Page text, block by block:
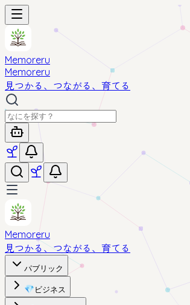
Memoreru
Memoreru
見つかる、つながる、育てる
Memoreru
見つかる、つながる、育てる
パブリック
💎 ビジネス